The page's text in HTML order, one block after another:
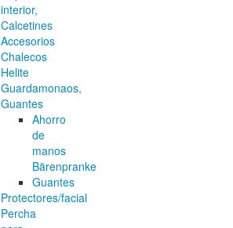
interior,
Calcetines
Accesorios
Chalecos
Helite
Guardamonaos,
Guantes
Ahorro
de
manos
Bärenpranke
Guantes
Protectores/facial
Percha